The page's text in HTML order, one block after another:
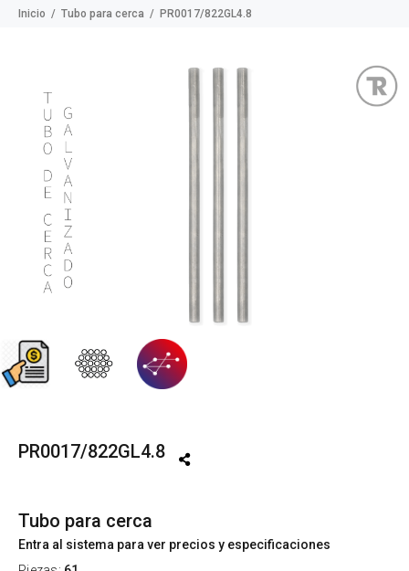
Inicio Tubo para cerca PR0017/822GL4.8
PR0017/822GL4.8
Tubo para cerca
Entra al sistema para ver precios y especificaciones